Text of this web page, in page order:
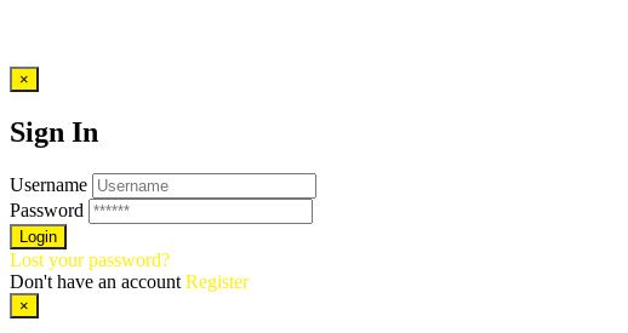
×
Sign In
Username
Password
Lost your password?
Don't have an account Register
×